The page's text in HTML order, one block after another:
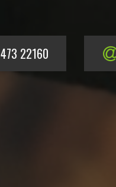
473 22160